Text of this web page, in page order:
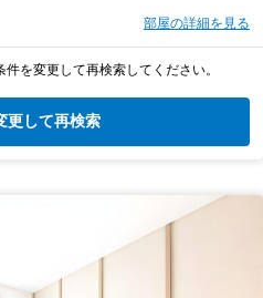
部屋の詳細を見る
を変更して再検索してください。
更して再検索